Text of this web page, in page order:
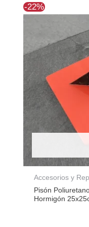
-22%
Accesorios y
Pisón
Hormigón
precio
era: